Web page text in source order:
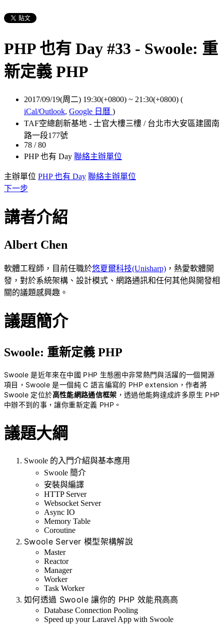
PHP 也有 Day #33 - Swoole: 重
新定義 PHP
2017/09/19(周二) 19:30(+0800) ~ 21:30(+0800) (
iCal/Outlook, Google 日曆 )
TAF空總創新基地 - 士官大樓三樓 / 台北市大安區建國南
路一段177號
78 / 80
PHP 也有 Day 聯絡主辦單位
主辦單位 PHP 也有 Day 聯絡主辦單位
下一步
講者介紹
Albert Chen
軟體工程師，目前任職於悠夏爾科技(Unisharp) ，熱愛軟體開
發，對於系統架構、設計模式、網路通訊和任何其他與開發相
關的議題感興趣。
議題簡介
Swoole: 重新定義 PHP
Swoole 是近年來在中國 PHP 生態圈中非常熱門與活躍的一個開源
項目，Swoole 是一個純 C 語言編寫的 PHP extension，作者將
Swoole 定位於高性能網路通信框架 ，透過他能夠達成許多原生 PHP
中辦不到的事，讓你重新定義 PHP。
議題大綱
Swoole 的入門介紹與基本應用
Swoole 簡介
安裝與編譯
HTTP Server
Websocket Server
Async IO
Memory Table
Coroutine
Swoole Server 模型架構解說
Master
Reactor
Manager
Worker
Task Worker
如何透過 Swoole 讓你的 PHP 效能飛高高
Database Connection Pooling
Speed up your Laravel App with Swoole